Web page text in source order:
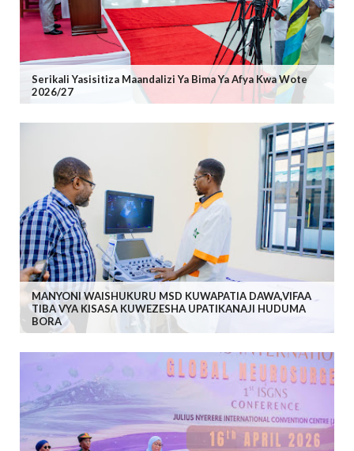
Serikali Yasisitiza Maandalizi Ya Bima Ya Afya Kwa Wote
2026/27
MANYONI WAISHUKURU MSD KUWAPATIA DAWA,VIFAA
TIBA VYA KISASA KUWEZESHA UPATIKANAJI HUDUMA
BORA